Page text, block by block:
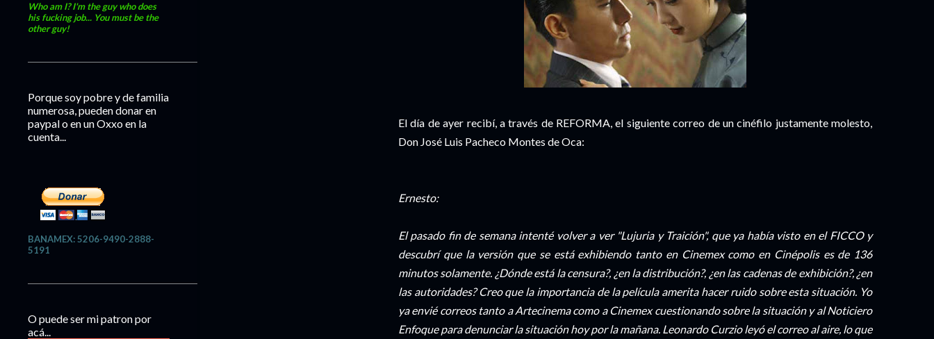
El día de ayer recibí, a través de REFORMA, el siguiente correo de un cinéfilo justamente molesto,
Don José Luis Pacheco Montes de Oca:
Ernesto:
El pasado fin de semana intenté volver a ver "Lujuria y Traición", que ya había visto en el FICCO y
descubrí que la versión que se está exhibiendo tanto en Cinemex como en Cinépolis es de 136
minutos solamente. ¿Dónde está la censura?, ¿en la distribución?, ¿en las cadenas de exhibición?, ¿en
las autoridades? Creo que la importancia de la película amerita hacer ruido sobre esta situación. Yo
ya envié correos tanto a Artecinema como a Cinemex cuestionando sobre la situación y al Noticiero
Enfoque para denunciar la situación hoy por la mañana. Leonardo Curzio leyó el correo al aire, lo que
Who am I? I'm the guy who does
his fucking job... You must be the
other guy!
Porque soy pobre y de familia
numerosa, pueden donar en
paypal o en un Oxxo en la
cuenta...
BANAMEX: 5206-9490-2888-
5191
O puede ser mi patron por
acá...